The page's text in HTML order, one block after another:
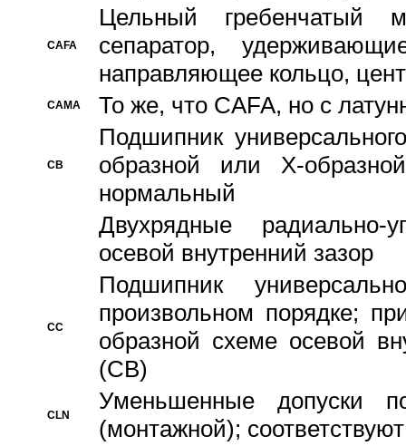
CAFA
Цельный гребенчатый
сепаратор,
направляющее кольцо,
CAMA То же, что CAFA, но с
CB
Подшипник
образной или Х-
нормальный
Двухрядные радиально-
осевой внутренний зазор
CC
Подшипник
произвольном порядке;
образной схеме осевой
(CB)
CLN
Уменьшенные
(монтажной);